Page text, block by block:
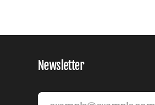
Newsletter